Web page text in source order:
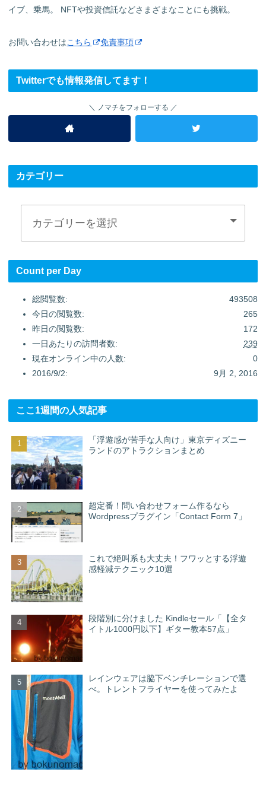
イブ、乗馬。 NFTや投資信託などさまざまなことにも挑戦。
お問い合わせはこちら 免責事項
Twitterでも情報発信してます！
ノマチをフォローする
カテゴリー
Count per Day
493508
総閲覧数:
265
今日の閲覧数:
172
昨日の閲覧数:
239
一日あたりの訪問者数:
0
現在オンライン中の人数:
9月 2, 2016
2016/9/2:
ここ1週間の人気記事
「浮遊感が苦手な人向け」東京ディズニー
ランドのアトラクションまとめ
超定番！問い合わせフォーム作るなら
Wordpressプラグイン「Contact Form 7」
これで絶叫系も大丈夫！フワッとする浮遊
感軽減テクニック10選
段階別に分けました Kindleセール「【全タ
イトル1000円以下】ギター教本57点」
レインウェアは脇下ベンチレーションで選
べ。トレントフライヤーを使ってみたよ